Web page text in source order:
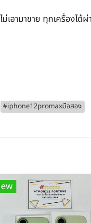
อามาขาย ทุกเครื่องไ
#iphone12promaxมือสอง